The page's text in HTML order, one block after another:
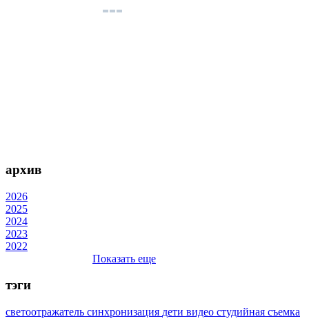
архив
2026
2025
2024
2023
2022
Показать еще
тэги
светоотражатель синхронизация дети видео студийная съемка